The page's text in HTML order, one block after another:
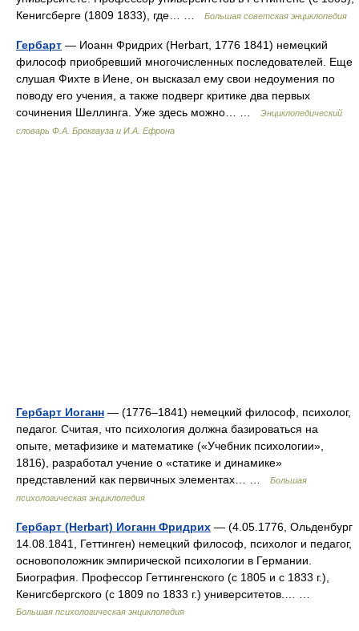
Кенигсберге (1809 1833), где… …
Большая советская энциклопедия
Гербарт — Иоанн Фридрих (Herbart, 1776 1841) немецкий
философ приобревший многочисленных последователей. Еще
слушая Фихте в Иене, он высказал ему свои недоумения по
поводу его учения, а также подверг критике два первых
сочинения Шеллинга. Уже здесь можно… …
Энциклопедический
словарь Ф.А. Брокгауза и И.А. Ефрона
Гербарт Иоганн — (1776–1841) немецкий философ, психолог,
педагог. Считая, что психология должна базироваться на
опыте, метафизике и математике («Учебник психологии»,
1816), разработал учение о «статике и динамике»
представлений как первичных элементах… …
Большая
психологическая энциклопедия
Гербарт (Herbart) Иоганн Фридрих — (4.05.1776, Ольденбург
14.08.1841, Геттинген) немецкий философ, психолог и педагог,
основоположник эмпирической психологии в Германии.
Биография. Профессор Геттингенского (с 1805 и с 1833 г.),
Кенигсбергского (с 1809 по 1833 г.) университетов.… …
Большая психологическая энциклопедия